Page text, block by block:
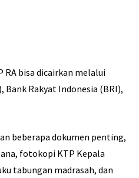
RA bisa dicairkan melalui
Bank Rakyat Indonesia (BRI),
beberapa dokumen penting,
fotokopi KTP Kepala
tabungan madrasah, dan